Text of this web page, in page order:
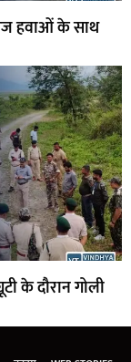
हवाओं के साथ
के दौरान गोली